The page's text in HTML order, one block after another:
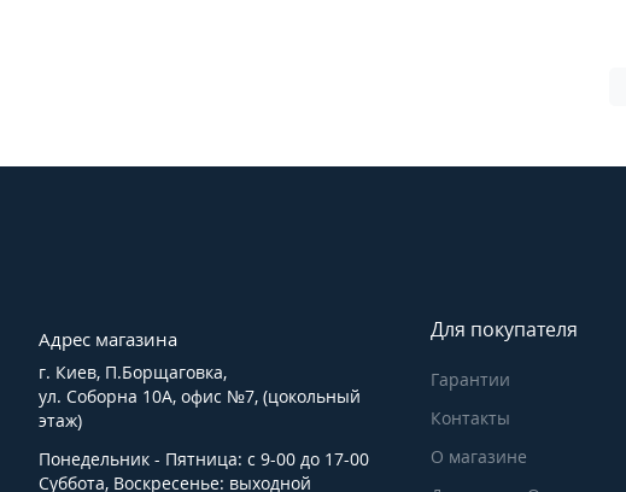
Адрес магазина
г. Киев, П.Борщаговка,
ул. Соборна 10А, офис №7, (цокольный
этаж)
Понедельник - Пятница: с 9-00 до 17-00
Суббота, Воскресенье: выходной
Для покупателя
Гарантии
Контакты
О магазине